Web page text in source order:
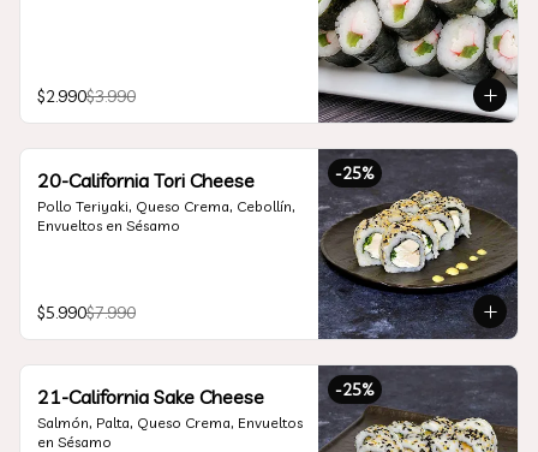
$2.990$3.990
-25%
20-California Tori Cheese
Pollo Teriyaki, Queso Crema, Cebollín,
Envueltos en Sésamo
$5.990$7.990
-25%
21-California Sake Cheese
Salmón, Palta, Queso Crema, Envueltos
en Sésamo